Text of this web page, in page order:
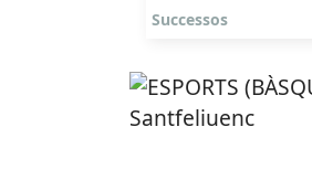
Successos